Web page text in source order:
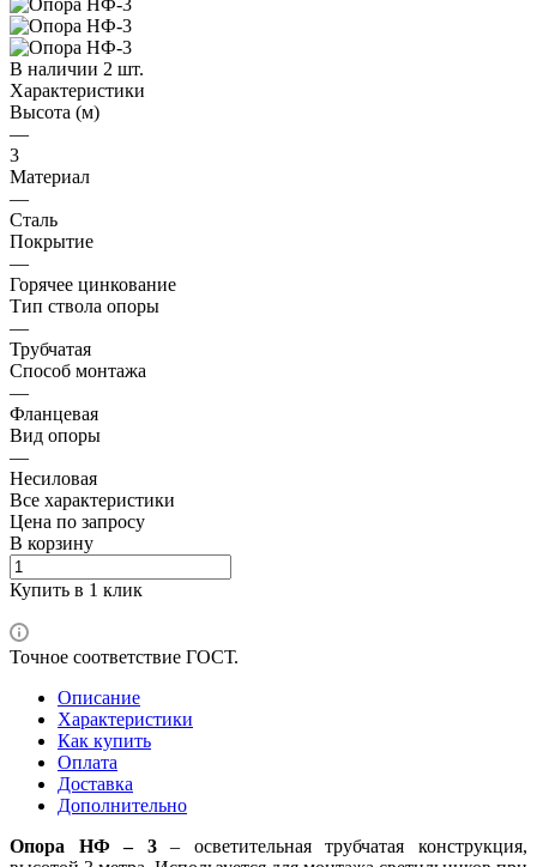
В наличии 2 шт.
Характеристики
Высота (м)
—
3
Материал
—
Сталь
Покрытие
—
Горячее цинкование
Тип ствола опоры
—
Трубчатая
Способ монтажа
—
Фланцевая
Вид опоры
—
Несиловая
Все характеристики
Цена по запросу
В корзину
Купить в 1 клик
Точное соответствие ГОСТ.
Описание
Характеристики
Как купить
Оплата
Доставка
Дополнительно
Опора НФ – 3– осветительная трубчатая конструкция,